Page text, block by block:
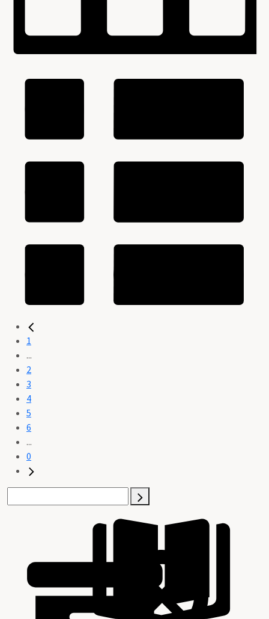
1
...
2
3
4
5
6
...
0